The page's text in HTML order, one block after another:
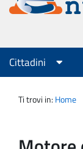
Agenzia
Entrate
Menu
principale
Cittadini
Ti trovi in: Home